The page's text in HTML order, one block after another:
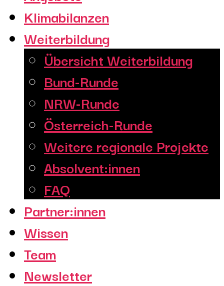
Klimabilanzen
Weiterbildung
Übersicht Weiterbildung
Bund-Runde
NRW-Runde
Österreich-Runde
Weitere regionale Projekte
Absolvent:innen
FAQ
Partner:innen
Wissen
Team
Newsletter